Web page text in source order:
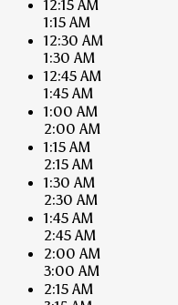
12:15 AM
1:15 AM
12:30 AM
1:30 AM
12:45 AM
1:45 AM
1:00 AM
2:00 AM
1:15 AM
2:15 AM
1:30 AM
2:30 AM
1:45 AM
2:45 AM
2:00 AM
3:00 AM
2:15 AM